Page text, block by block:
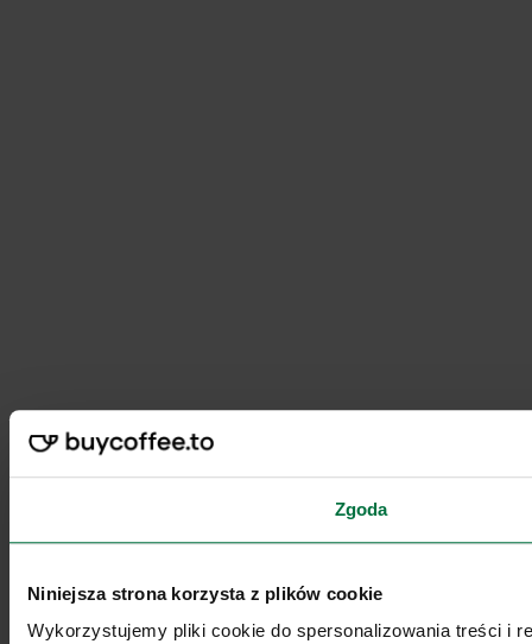
Zgoda
Niniejsza strona korzysta z plików cookie
Wykorzystujemy pliki cookie do spersonalizowania treści i